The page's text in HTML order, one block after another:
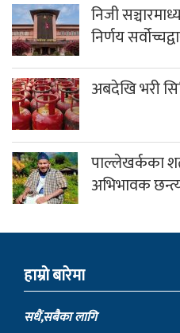
निजी
निर्णय
अबदेखि भरी
पाल्लेखर्कका
अभिभावक
हाम्राे बारेमा
सधैं,सबैका लागि